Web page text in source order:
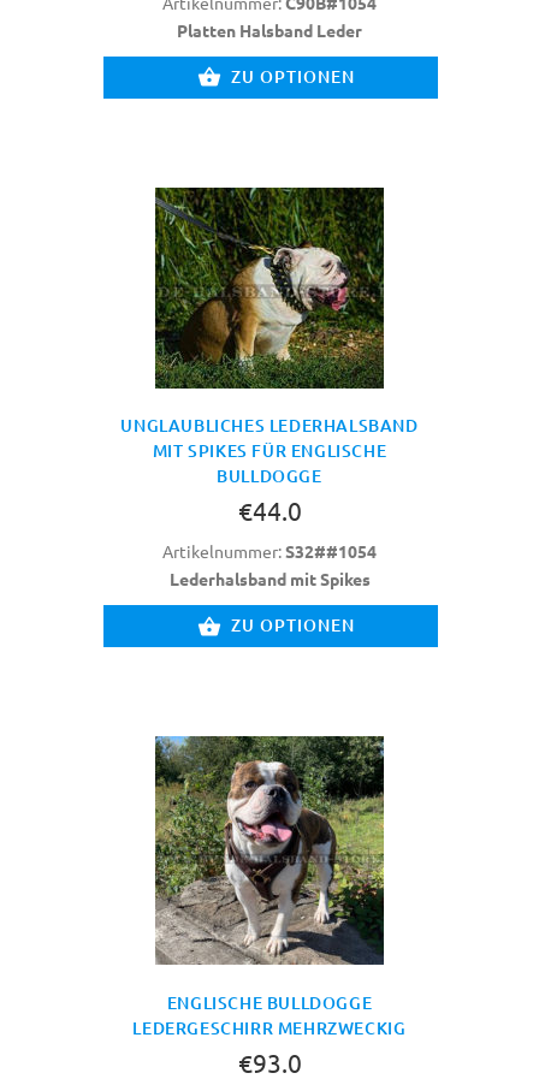
Platten Halsband Leder
ZU OPTIONEN
UNGLAUBLICHES LEDERHALSBAND
MIT SPIKES FÜR ENGLISCHE
BULLDOGGE
€44.0
Artikelnummer:S32##1054
Lederhalsband mit Spikes
ZU OPTIONEN
ENGLISCHE BULLDOGGE
LEDERGESCHIRR MEHRZWECKIG
€93.0